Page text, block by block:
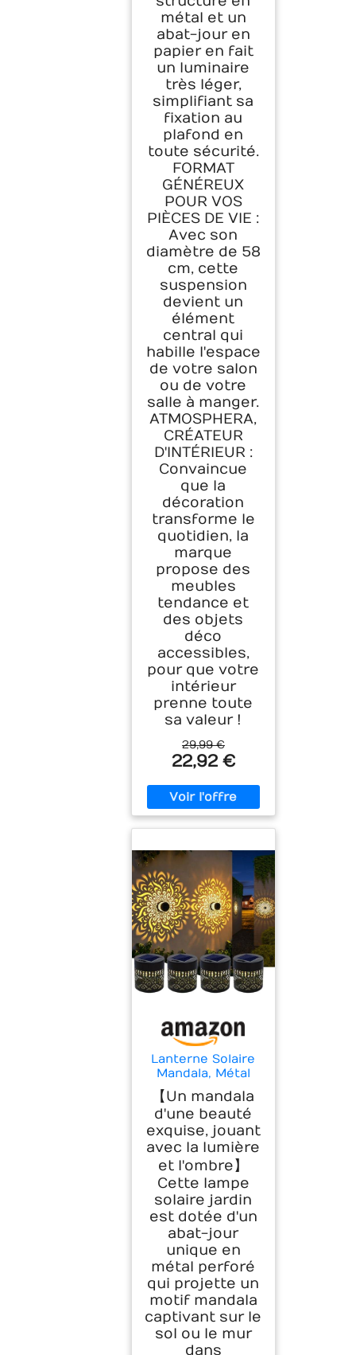
métal et un
abat-jour en
papier en fait
un luminaire
très léger,
simplifiant sa
fixation au
plafond en
toute sécurité.
FORMAT
GÉNÉREUX
POUR VOS
PIÈCES DE VIE :
Avec son
diamètre de 58
cm, cette
suspension
devient un
élément
central qui
habille l'espace
de votre salon
ou de votre
salle à manger.
ATMOSPHERA,
CRÉATEUR
D'INTÉRIEUR :
Convaincue
que la
décoration
transforme le
quotidien, la
marque
propose des
meubles
tendance et
des objets
déco
accessibles,
pour que votre
intérieur
prenne toute
sa valeur !
29,99 €
22,92 €
Lanterne Solaire
Mandala, Métal
LED Nomade
Etanche Exterieur
a Suspendre
Lampe Solaire
Exterieur a Poser,
Ampoule Solaire
Exterieur pour
Jardin Terrasse
Deco Balcon
Amenagement
Balcon (4 pièces)
【Un mandala
d'une beauté
exquise, jouant
avec la lumière
et l'ombre】
Cette lampe
solaire jardin
est dotée d'un
abat-jour
unique en
métal perforé
qui projette un
motif mandala
captivant sur le
sol ou le mur
dans